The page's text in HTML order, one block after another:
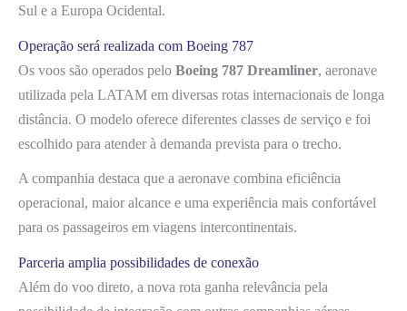
Sul e a Europa Ocidental.
Operação será realizada com Boeing 787
Os voos são operados pelo Boeing 787 Dreamliner, aeronave
utilizada pela LATAM em diversas rotas internacionais de longa
distância. O modelo oferece diferentes classes de serviço e foi
escolhido para atender à demanda prevista para o trecho.
A companhia destaca que a aeronave combina eficiência
operacional, maior alcance e uma experiência mais confortável
para os passageiros em viagens intercontinentais.
Parceria amplia possibilidades de conexão
Além do voo direto, a nova rota ganha relevância pela